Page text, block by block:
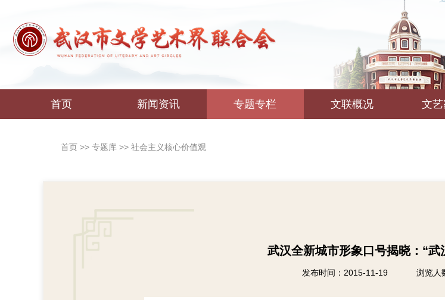
首页 新闻资讯 专题专栏 文联概况 文
首页 >> 专题库 >> 社会主义核心价值观
武汉全新城市形象口号揭晓：“武
发布时间：2015-11-19 浏览人数